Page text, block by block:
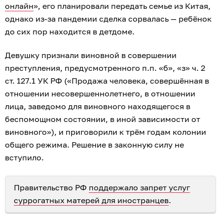
онлайн», его планировали передать семье из Китая,
однако из-за пандемии сделка сорвалась — ребёнок
до сих пор находится в детдоме.
Девушку признали виновной в совершении
преступления, предусмотренного п.п. «б», «з» ч. 2
ст. 127.1 УК РФ («Продажа человека, совершённая в
отношении несовершеннолетнего, в отношении
лица, заведомо для виновного находящегося в
беспомощном состоянии, в иной зависимости от
виновного»), и приговорили к трём годам колонии
общего режима. Решение в законную силу не
вступило.
Правительство РФ поддержало запрет услуг
суррогатных матерей для иностранцев.